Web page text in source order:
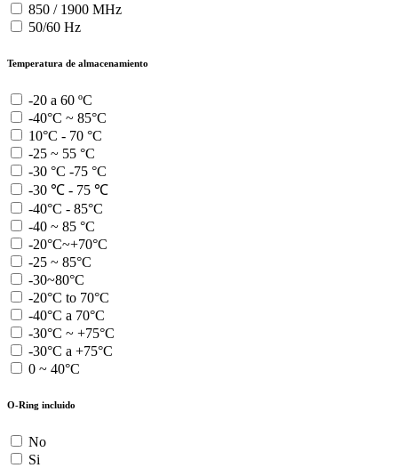
850 / 1900 MHz
50/60 Hz
Temperatura de almacenamiento
-20 a 60 ºC
-40°C ~ 85°C
10°C - 70 °C
-25 ~ 55 °C
-30 °C -75 °C
-30 ℃ - 75 ℃
-40°C - 85°C
-40 ~ 85 °C
-20°C~+70°C
-25 ~ 85°C
-30~80°C
-20°C to 70°C
-40°C a 70°C
-30°C ~ +75°C
-30°C a +75°C
0 ~ 40°C
O-Ring incluido
No
Si